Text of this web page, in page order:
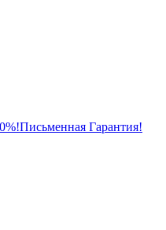
Письменная Гарантия!